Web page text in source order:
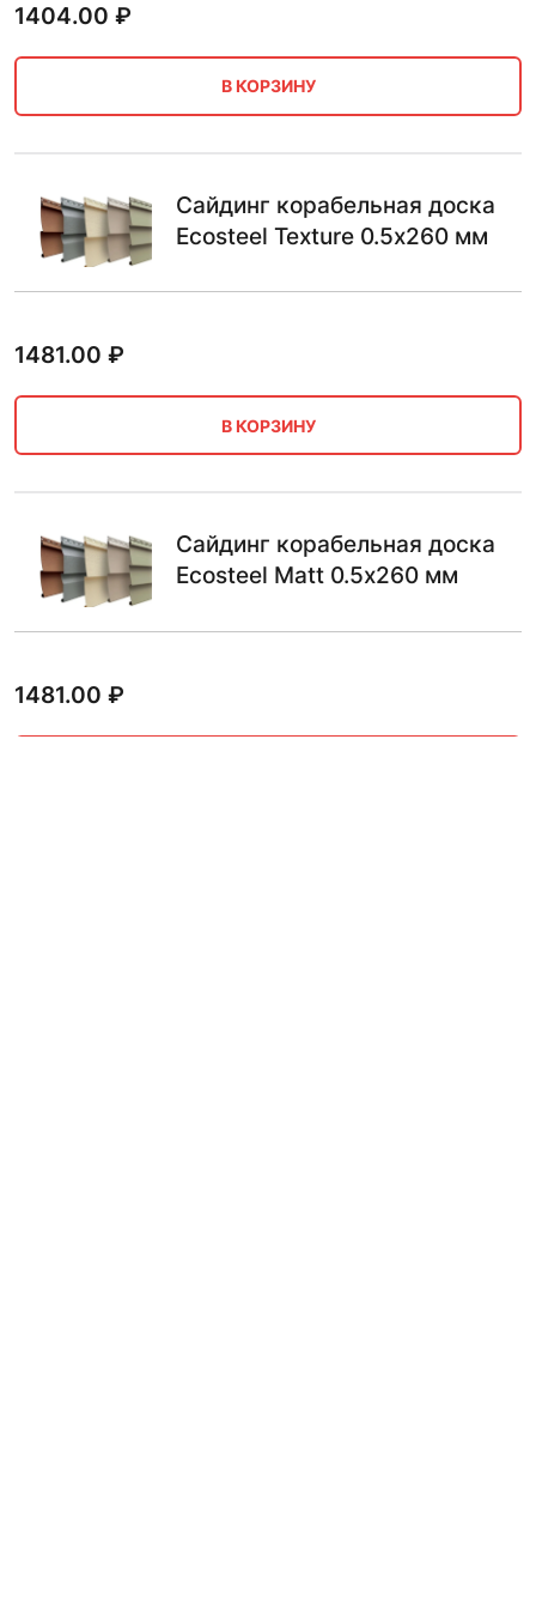
1404.00 ₽
В КОРЗИНУ
Сайдинг корабельная доска
Ecosteel Teхture 0.5х260 мм
1481.00 ₽
В КОРЗИНУ
Сайдинг корабельная доска
Ecosteel Matt 0.5х260 мм
1481.00 ₽